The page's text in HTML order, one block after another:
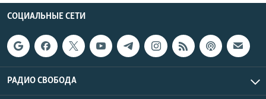
СОЦИАЛЬНЫЕ СЕТИ
РАДИО СВОБОДА